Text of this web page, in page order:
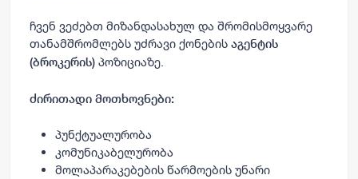
ჩვენ ვეძებთ მიზანდასახულ და შრომისმოყვარე
თანამშრომლებს უძრავი ქონების აგენტის
(ბროკერის) პოზიციაზე.
ძირითადი მოთხოვნები:
პუნქტუალურობა
კომუნიკაბელურობა
მოლაპარაკებების წარმოების უნარი